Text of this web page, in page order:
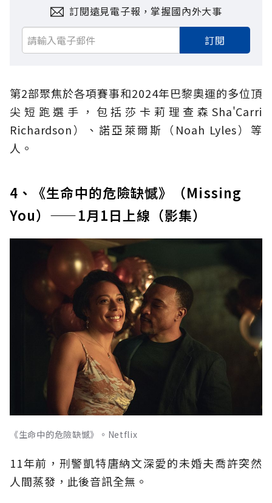
訂閱遠見電子報，掌握國內外大事
訂閱
第2部聚焦於各項賽事和2024年巴黎奧運的多位頂
尖短跑選手，包括莎卡莉理查森Sha'Carri
Richardson）、諾亞萊爾斯（Noah Lyles）等
人。
4、《生命中的危險缺憾》（Missing
You）——1月1日上線（影集）
《生命中的危險缺憾》。Netflix
11年前，刑警凱特唐納文深愛的未婚夫喬許突然
人間蒸發，此後音訊全無。